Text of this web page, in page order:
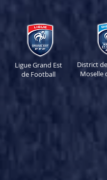
Ligue Grand Est
de Football
District
Moselle